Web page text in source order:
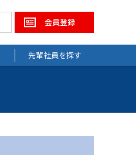
会員登録
先輩社員を探す